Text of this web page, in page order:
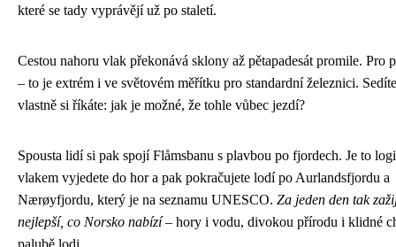
které se tady vyprávějí už po staletí.
Cestou nahoru vlak překonává sklony až pětapadesát promile. Pro
– to je extrém i ve světovém měřítku pro standardní železnici.
vlastně si říkáte: jak je možné, že tohle vůbec jezdí?
Spousta lidí si pak spojí Flåmsbanu s plavbou po fjordech. Je to
vlakem vyjedete do hor a pak pokračujete lodí po Aurlandsfjordu a
Nærøyfjordu, který je na seznamu UNESCO. Za jeden den tak
nejlepší, co Norsko nabízí– hory i vodu, divokou přírodu i klidné